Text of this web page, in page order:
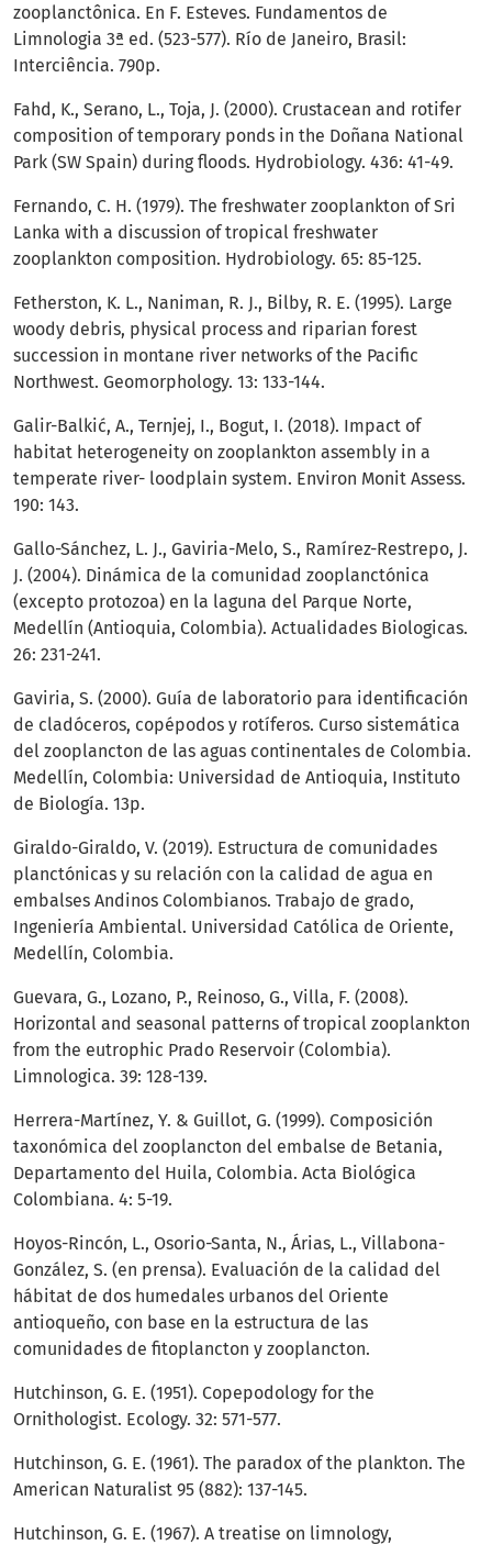
zooplanctônica. En F. Esteves. Fundamentos de
Limnologia 3ª ed. (523-577). Río de Janeiro, Brasil:
Interciência. 790p.
Fahd, K., Serano, L., Toja, J. (2000). Crustacean and rotifer
composition of temporary ponds in the Doñana National
Park (SW Spain) during floods. Hydrobiology. 436: 41-49.
Fernando, C. H. (1979). The freshwater zooplankton of Sri
Lanka with a discussion of tropical freshwater
zooplankton composition. Hydrobiology. 65: 85-125.
Fetherston, K. L., Naniman, R. J., Bilby, R. E. (1995). Large
woody debris, physical process and riparian forest
succession in montane river networks of the Pacific
Northwest. Geomorphology. 13: 133-144.
Galir-Balkić, A., Ternjej, I., Bogut, I. (2018). Impact of
habitat heterogeneity on zooplankton assembly in a
temperate river- loodplain system. Environ Monit Assess.
190: 143.
Gallo-Sánchez, L. J., Gaviria-Melo, S., Ramírez-Restrepo, J.
J. (2004). Dinámica de la comunidad zooplanctónica
(excepto protozoa) en la laguna del Parque Norte,
Medellín (Antioquia, Colombia). Actualidades Biologicas.
26: 231-241.
Gaviria, S. (2000). Guía de laboratorio para identificación
de cladóceros, copépodos y rotíferos. Curso sistemática
del zooplancton de las aguas continentales de Colombia.
Medellín, Colombia: Universidad de Antioquia, Instituto
de Biología. 13p.
Giraldo-Giraldo, V. (2019). Estructura de comunidades
planctónicas y su relación con la calidad de agua en
embalses Andinos Colombianos. Trabajo de grado,
Ingeniería Ambiental. Universidad Católica de Oriente,
Medellín, Colombia.
Guevara, G., Lozano, P., Reinoso, G., Villa, F. (2008).
Horizontal and seasonal patterns of tropical zooplankton
from the eutrophic Prado Reservoir (Colombia).
Limnologica. 39: 128-139.
Herrera-Martínez, Y. & Guillot, G. (1999). Composición
taxonómica del zooplancton del embalse de Betania,
Departamento del Huila, Colombia. Acta Biológica
Colombiana. 4: 5-19.
Hoyos-Rincón, L., Osorio-Santa, N., Árias, L., Villabona-
González, S. (en prensa). Evaluación de la calidad del
hábitat de dos humedales urbanos del Oriente
antioqueño, con base en la estructura de las
comunidades de fitoplancton y zooplancton.
Hutchinson, G. E. (1951). Copepodology for the
Ornithologist. Ecology. 32: 571-577.
Hutchinson, G. E. (1961). The paradox of the plankton. The
American Naturalist 95 (882): 137-145.
Hutchinson, G. E. (1967). A treatise on limnology,